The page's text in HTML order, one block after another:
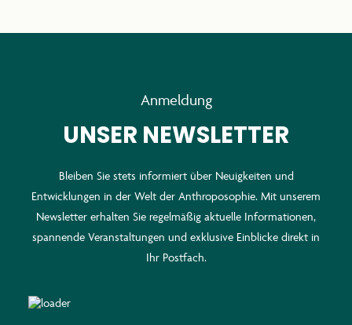
Anmeldung
UNSER NEWSLETTER
Bleiben Sie stets informiert über Neuigkeiten und
Entwicklungen in der Welt der Anthroposophie. Mit unserem
Newsletter erhalten Sie regelmäßig aktuelle Informationen,
spannende Veranstaltungen und exklusive Einblicke direkt in
Ihr Postfach.